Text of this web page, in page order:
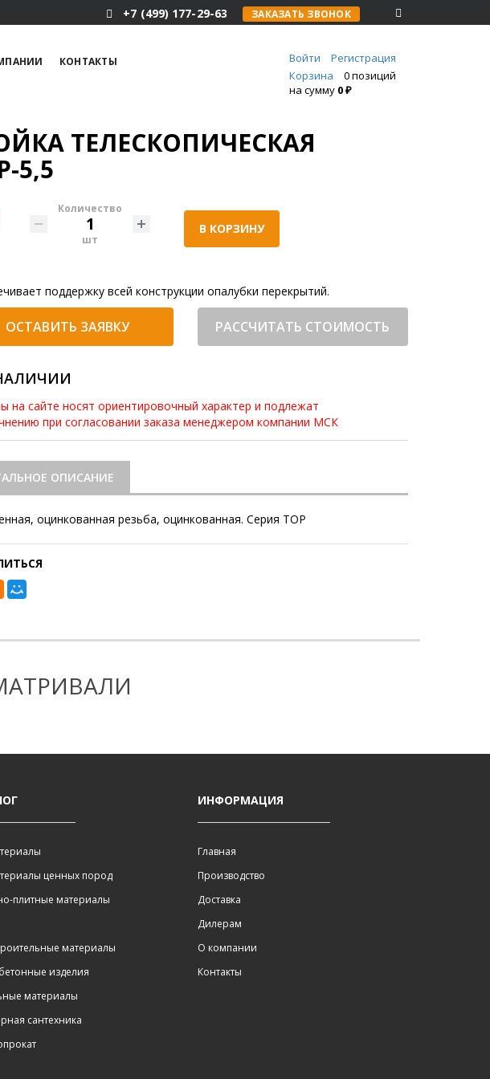
+7 (499) 177-29-63 ЗАКАЗАТЬ ЗВОНОК
КОНТАКТЫ Войти
Регистрация
Корзина
0 позиций
на сумму 0 ₽
ТЕЛЕСКОПИЧЕСКАЯ
5,5
Количество
шт
В КОРЗИНУ
поддержку всей конструкции опалубки перекрытий.
ОСТАВИТЬ ЗАЯВКУ РАССЧИТАТЬ СТОИМОСТЬ
на сайте носят ориентировочный характер и подлежат
при согласовании заказа менеджером компании МСК
ОПИСАНИЕ
оцинкованная резьба, оцинкованная. Серия ТОР
ценных пород
плитные материалы
материалы
изделия
материалы
сантехника
ИНФОРМАЦИЯ
Главная
Производство
Доставка
Дилерам
О компании
Контакты